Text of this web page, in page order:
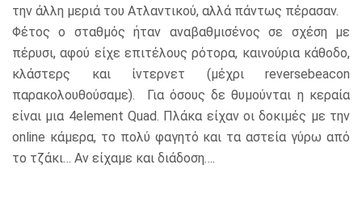
την άλλη μεριά του Ατλαντικού, αλλά πάντως πέρασαν.
Φέτος ο σταθμός ήταν αναβαθμισένος σε σχέση με
πέρυσι, αφού είχε επιτέλους ρότορα, καινούρια κάθοδο,
κλάστερς και ίντερνετ (μέχρι reversebeacon
παρακολουθούσαμε). Για όσους δε θυμούνται η κεραία
είναι μια 4element Quad. Πλάκα είχαν οι δοκιμές με την
online κάμερα, το πολύ φαγητό και τα αστεία γύρω από
το τζάκι… Αν είχαμε και διάδοση….